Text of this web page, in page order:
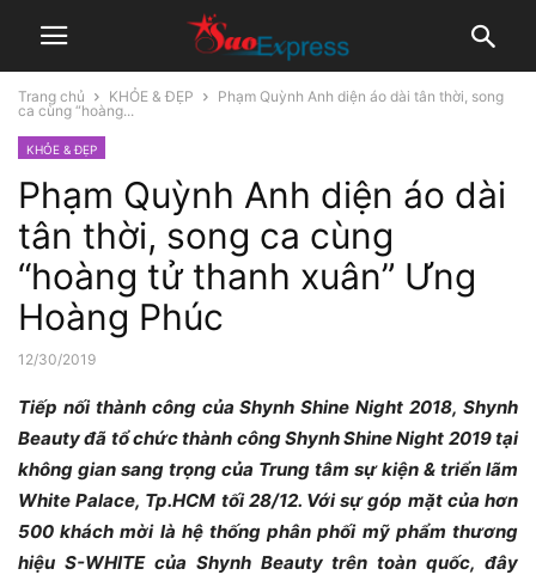
Trang chủ KHỎE & ĐẸP
Phạm Quỳnh Anh diện áo dài tân thời, song
ca cùng “hoàng...
KHỎE & ĐẸP
Phạm Quỳnh Anh diện áo dài
tân thời, song ca cùng
“hoàng tử thanh xuân” Ưng
Hoàng Phúc
12/30/2019
Tiếp nối thành công của Shynh Shine Night 2018, Shynh
Beauty đã tổ chức thành công Shynh Shine Night 2019 tại
không gian sang trọng của Trung tâm sự kiện & triển lãm
White Palace, Tp.HCM tối 28/12. Với sự góp mặt của hơn
500 khách mời là hệ thống phân phối mỹ phẩm thương
hiệu S-WHITE của Shynh Beauty trên toàn quốc, đây